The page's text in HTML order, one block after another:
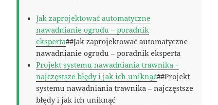
Jak zaprojektować automatyczne
nawadnianie ogrodu – poradnik
eksperta##Jak zaprojektować automatyczne
nawadnianie ogrodu – poradnik eksperta
Projekt systemu nawadniania trawnika –
najczęstsze błędy i jak ich uniknąć##Projekt
systemu nawadniania trawnika – najczęstsze
błędy i jak ich uniknąć